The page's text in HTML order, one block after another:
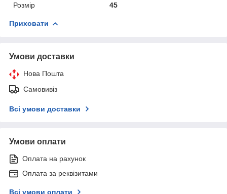
Розмір
45
Приховати
Умови доставки
Нова Пошта
Самовивіз
Всі умови доставки
Умови оплати
Оплата на рахунок
Оплата за реквізитами
Всі умови оплати